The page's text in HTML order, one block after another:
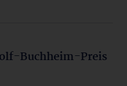
Buchheim-Preis